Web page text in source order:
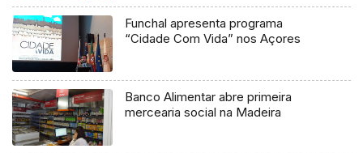
Funchal apresenta programa
“Cidade Com Vida” nos Açores
Banco Alimentar abre primeira
mercearia social na Madeira